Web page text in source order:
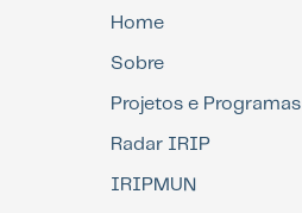
Home
Sobre
Projetos e Programas
Radar IRIP
IRIPMUN